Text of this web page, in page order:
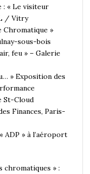
: « Le visiteur
/ Vitry
Chromatique »
sous-bois
feu » – Galerie
» Exposition des
St-Cloud
Finances, Paris-
ADP » à l’aéroport
chromatiques » :